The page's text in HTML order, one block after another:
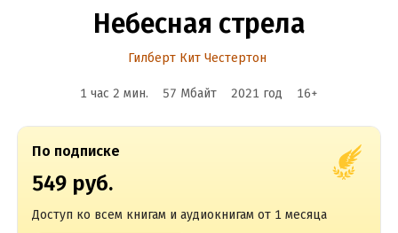
Небесная стрела
Гилберт Кит Честертон
1 час 2 мин. 57 Мбайт 2021 год 16+
По подписке
549 руб.
Доступ ко всем книгам и аудиокнигам от 1 месяца